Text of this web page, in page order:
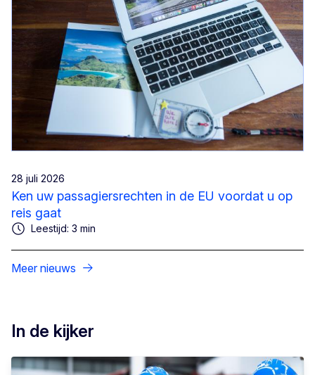
28 juli 2026
Ken uw passagiersrechten in de EU voordat u op
reis gaat
Leestijd: 3 min
Meer nieuws
In de kijker